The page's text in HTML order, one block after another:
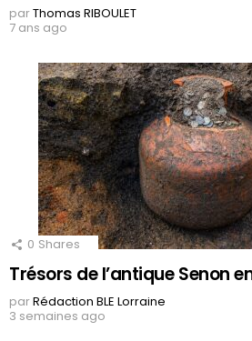
parThomas RIBOULET
7 ans ago
0 Shares
Trésors de l’antique Senon
parRédaction BLE Lorraine
3 semaines ago